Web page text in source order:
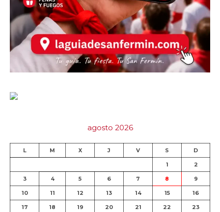
agosto 2026
L M X J V S D
1 2
3 4 5 6 7 8 9
10 11 12 13 14 15 16
17 18 19 20 21 22 23